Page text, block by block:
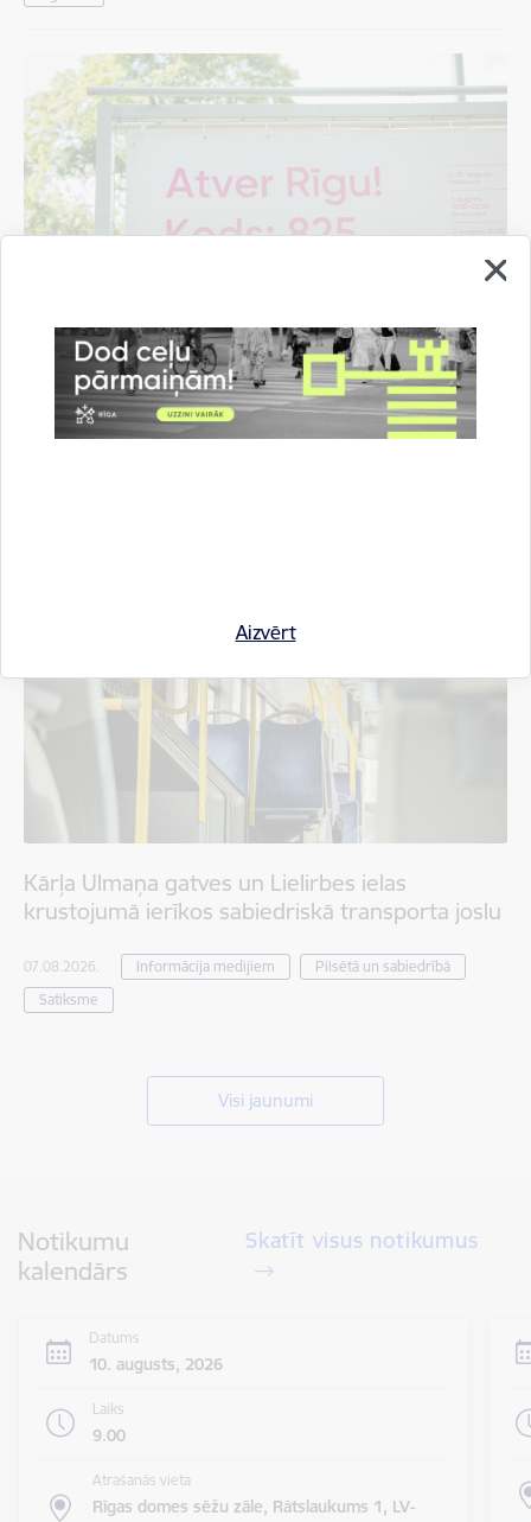
Aizvērt
Pašvaldība rīdziniekiem sarūpējusi "Rīgas
vasaras" pasākumu programmas mobilo
aplikāciju
Kārļa Ulmaņa gatves un Lielirbes ielas
krustojumā ierīkos sabiedriskā transporta joslu
07.08.2026. Informācija medijiem
Pilsētā un sabiedrībā
Satiksme
Visi jaunumi
Notikumu
kalendārs
Skatīt visus notikumus
Datums
10. augusts, 2026
Laiks
9.00
Atrašanās vieta
Rīgas domes sēžu zāle, Rātslaukums 1, LV-